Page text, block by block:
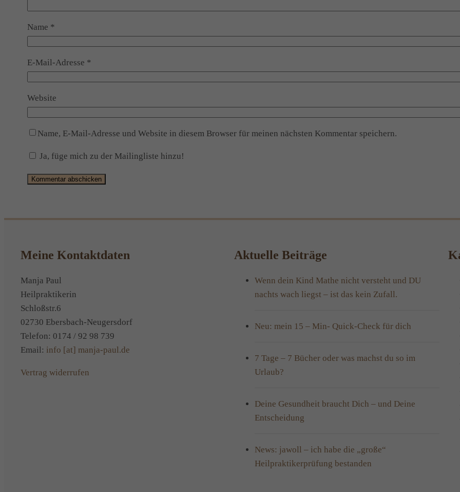
Name *
E-Mail-Adresse *
Website
Name, E-Mail-Adresse und Website in diesem Browser für meinen nächsten Kommentar speichern.
Ja, füge mich zu der Mailingliste hinzu!
Meine Kontaktdaten
Manja Paul
Heilpraktikerin
Schloßstr.6
02730 Ebersbach-Neugersdorf
Telefon: 0174 / 92 98 739
Email: info [at] manja-paul.de
Vertrag widerrufen
Aktuelle Beiträge
Wenn dein Kind Mathe nicht versteht und DU
nachts wach liegst – ist das kein Zufall.
Neu: mein 15 – Min- Quick-Check für dich
7 Tage – 7 Bücher oder was machst du so im
Urlaub?
Deine Gesundheit braucht Dich – und Deine
Entscheidung
News: jawoll – ich habe die „große“
Heilpraktikerprüfung bestanden